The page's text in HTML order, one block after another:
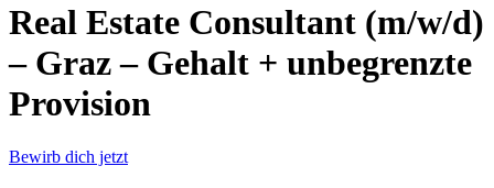
Real Estate Consultant (m/w/d)
– Graz – Gehalt + unbegrenzte
Provision
Bewirb dich jetzt